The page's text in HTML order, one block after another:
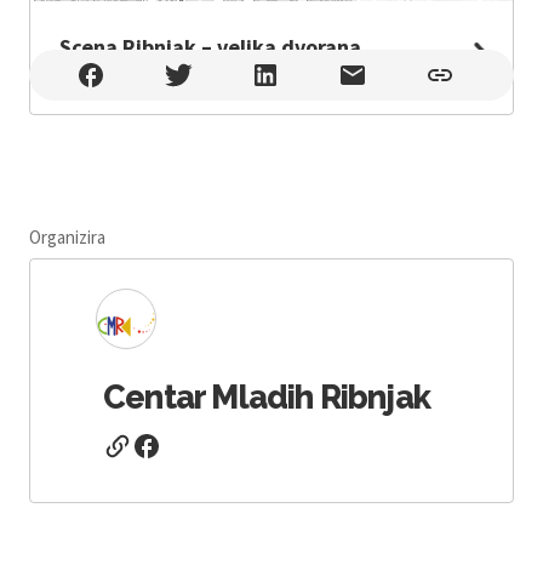
Scena Ribnjak – velika dvorana
Scena Ribnjak – velika dvorana , Zagreb
Organizira
Centar Mladih Ribnjak